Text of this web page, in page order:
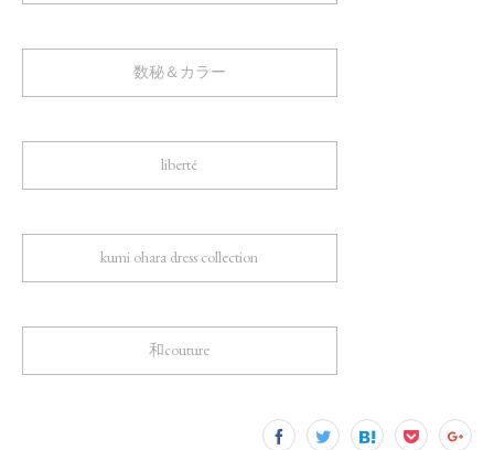
数秘＆カラー
liberté
kumi ohara dress collection
和couture